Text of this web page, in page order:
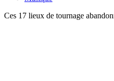
Ces 17 lieux de tournage